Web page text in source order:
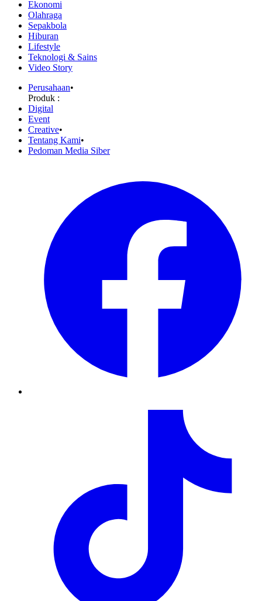
Ekonomi
Olahraga
Sepakbola
Hiburan
Lifestyle
Teknologi & Sains
Video Story
Perusahaan•
Produk :
Digital
Event
Creative•
Tentang Kami•
Pedoman Media Siber